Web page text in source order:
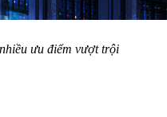
ưu điểm vượt trội